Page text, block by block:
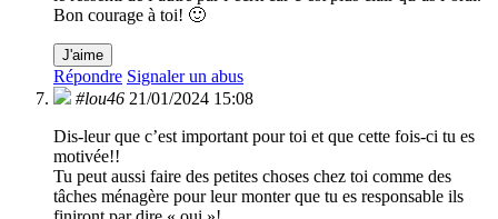
Bon courage à toi! 🙂
J'aime
Répondre Signaler un abus
#lou46 21/01/2024 15:08
Dis-leur que c’est important pour toi et que cette fois-ci tu es
motivée!!
Tu peut aussi faire des petites choses chez toi comme des
tâches ménagère pour leur monter que tu es responsable ils